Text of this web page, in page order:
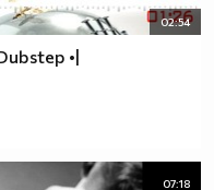
02:54
•|
07:18